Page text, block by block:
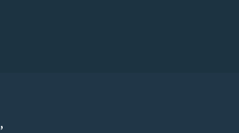
,